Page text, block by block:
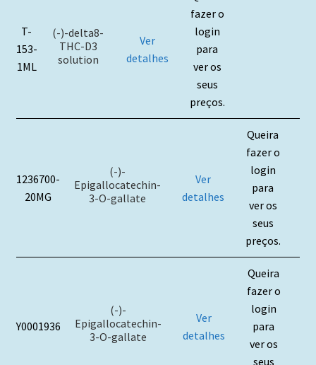
T-
153-
1ML
(-)-delta8-
THC-D3
solution
Ver
detalhes
fazer o
login
para
ver os
seus
preços.
1236700-
20MG
(-)-
Epigallocatechin-
3-O-gallate
Ver
detalhes
Queira
fazer o
login
para
ver os
seus
preços.
Y0001936
(-)-
Epigallocatechin-
3-O-gallate
Ver
detalhes
Queira
fazer o
login
para
ver os
seus